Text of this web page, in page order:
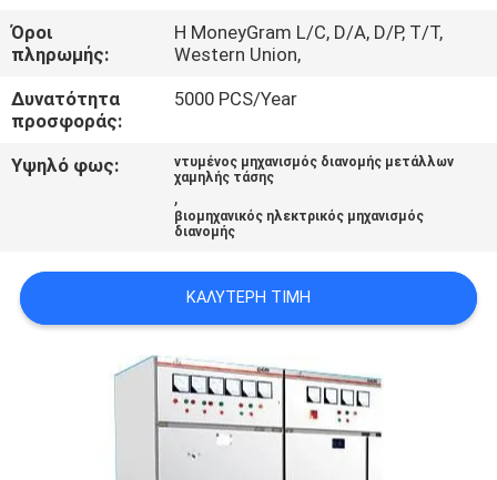
ΜΕ
ΕΙΔΉΣΕΙΣ
ΑΠΌΣΠΑΣΜΑ
SITEMAP
PRIVACY
Όροι
πληρωμής:
Η MoneyGram L/C, D/A, D/P, T/T,
Western Union,
Δυνατότητα
προσφοράς:
5000 PCS/Year
Υψηλό φως:
ντυμένος μηχανισμός διανομής μετάλλων
χαμηλής τάσης
,
βιομηχανικός ηλεκτρικός μηχανισμός
διανομής
ΚΑΛΎΤΕΡΗ ΤΙΜΉ